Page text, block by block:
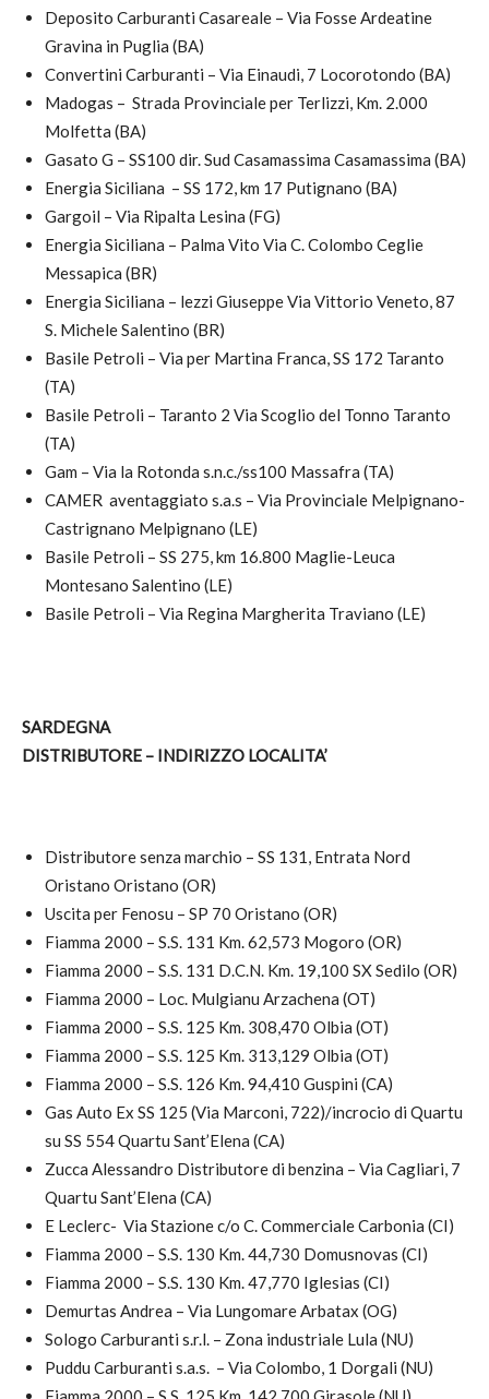
Deposito Carburanti Casareale – Via Fosse Ardeatine
Gravina in Puglia (BA)
Convertini Carburanti – Via Einaudi, 7 Locorotondo (BA)
Madogas – Strada Provinciale per Terlizzi, Km. 2.000
Molfetta (BA)
Gasato G – SS100 dir. Sud Casamassima Casamassima (BA)
Energia Siciliana – SS 172, km 17 Putignano (BA)
Gargoil – Via Ripalta Lesina (FG)
Energia Siciliana – Palma Vito Via C. Colombo Ceglie
Messapica (BR)
Energia Siciliana – lezzi Giuseppe Via Vittorio Veneto, 87
S. Michele Salentino (BR)
Basile Petroli – Via per Martina Franca, SS 172 Taranto
(TA)
Basile Petroli – Taranto 2 Via Scoglio del Tonno Taranto
(TA)
Gam – Via la Rotonda s.n.c./ss100 Massafra (TA)
CAMER aventaggiato s.a.s – Via Provinciale Melpignano-
Castrignano Melpignano (LE)
Basile Petroli – SS 275, km 16.800 Maglie-Leuca
Montesano Salentino (LE)
Basile Petroli – Via Regina Margherita Traviano (LE)
SARDEGNA
DISTRIBUTORE – INDIRIZZO LOCALITA’
Distributore senza marchio – SS 131, Entrata Nord
Oristano Oristano (OR)
Uscita per Fenosu – SP 70 Oristano (OR)
Fiamma 2000 – S.S. 131 Km. 62,573 Mogoro (OR)
Fiamma 2000 – S.S. 131 D.C.N. Km. 19,100 SX Sedilo (OR)
Fiamma 2000 – Loc. Mulgianu Arzachena (OT)
Fiamma 2000 – S.S. 125 Km. 308,470 Olbia (OT)
Fiamma 2000 – S.S. 125 Km. 313,129 Olbia (OT)
Fiamma 2000 – S.S. 126 Km. 94,410 Guspini (CA)
Gas Auto Ex SS 125 (Via Marconi, 722)/incrocio di Quartu
su SS 554 Quartu Sant’Elena (CA)
Zucca Alessandro Distributore di benzina – Via Cagliari, 7
Quartu Sant’Elena (CA)
E Leclerc- Via Stazione c/o C. Commerciale Carbonia (CI)
Fiamma 2000 – S.S. 130 Km. 44,730 Domusnovas (CI)
Fiamma 2000 – S.S. 130 Km. 47,770 Iglesias (CI)
Demurtas Andrea – Via Lungomare Arbatax (OG)
Sologo Carburanti s.r.l. – Zona industriale Lula (NU)
Puddu Carburanti s.a.s. – Via Colombo, 1 Dorgali (NU)